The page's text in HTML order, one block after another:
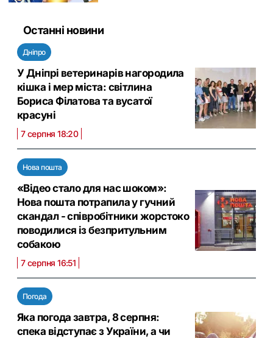
Останні новини
Дніпро
У Дніпрі ветеринарів нагородила
кішка і мер міста: світлина
Бориса Філатова та вусатої
красуні
7 серпня 18:20
Нова пошта
«Відео стало для нас шоком»:
Нова пошта потрапила у гучний
скандал - співробітники жорстоко
поводилися із безпритульним
собакою
7 серпня 16:51
Погода
Яка погода завтра, 8 серпня:
спека відступає з України, а чи